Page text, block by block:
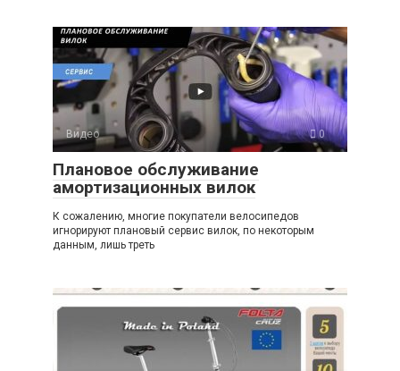
Видео 0
Плановое обслуживание
амортизационных вилок
К сожалению, многие покупатели велосипедов
игнорируют плановый сервис вилок, по некоторым
данным, лишь треть